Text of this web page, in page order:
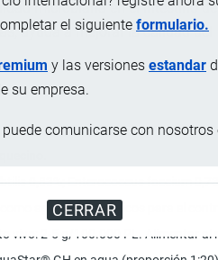
el siguiente formulario.
y las versiones estandar
su empresa.
comunicarse con nosotros
CERRAR
microbiana en el intestino de
ayuda a mejorar la calidad del
0,83%; Enterococcus faecium
como agentes probióticos para el
vivo: 2-5 g/100.000 PL. Alimentar